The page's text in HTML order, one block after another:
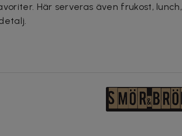
Här serveras även frukost, lunch,